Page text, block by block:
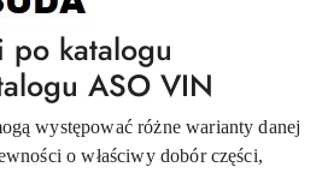
po katalogu
ASO VIN
występować różne warianty danej
o właściwy dobór części,